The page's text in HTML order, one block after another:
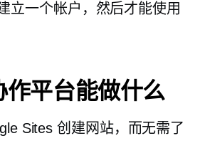
立一个帐户，然后才能使用
平台能做什么
Sites 创建网站，而无需了